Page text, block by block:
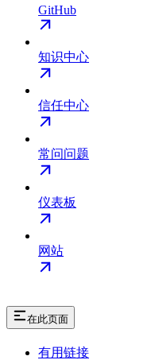
GitHub
知识中心
信任中心
常问问题
仪表板
网站
在此页面
有用链接